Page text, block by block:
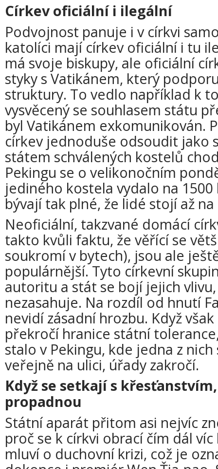
Církev oficiální i ilegální
Podvojnost panuje i v církvi
katolíci mají církev oficiální i tu
má svoje biskupy, ale oficiální
styky s Vatikánem, který
struktury. To vedlo například k
vysvěcený se souhlasem státu
byl Vatikánem exkomunikován.
církev jednoduše odsoudit jako
státem schválených kostelů
Pekingu se o velikonočním
jediného kostela vydalo na
bývají tak plné, že lidé stojí až na
Neoficiální, takzvané domácí
takto kvůli faktu, že věřící se
soukromí v bytech), jsou ale
populárnější. Tyto církevní
autoritu a stát se bojí jejich
nezasahuje. Na rozdíl od hnutí
nevidí zásadní hrozbu. Když
překročí hranice státní
stalo v Pekingu, kde jedna z
veřejně na ulici, úřady zakročí.
Když se setkají s
propadnou
Státní aparát přitom asi nejvíc
proč se k církvi obrací čím dál
mluví o duchovní krizi, což je